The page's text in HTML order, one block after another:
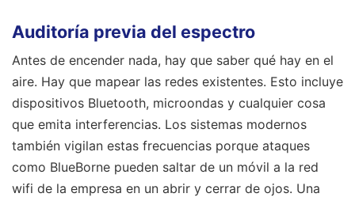
Auditoría previa del espectro
Antes de encender nada, hay que saber qué hay en el
aire. Hay que mapear las redes existentes. Esto incluye
dispositivos Bluetooth, microondas y cualquier cosa
que emita interferencias. Los sistemas modernos
también vigilan estas frecuencias porque ataques
como BlueBorne pueden saltar de un móvil a la red
wifi de la empresa en un abrir y cerrar de ojos. Una